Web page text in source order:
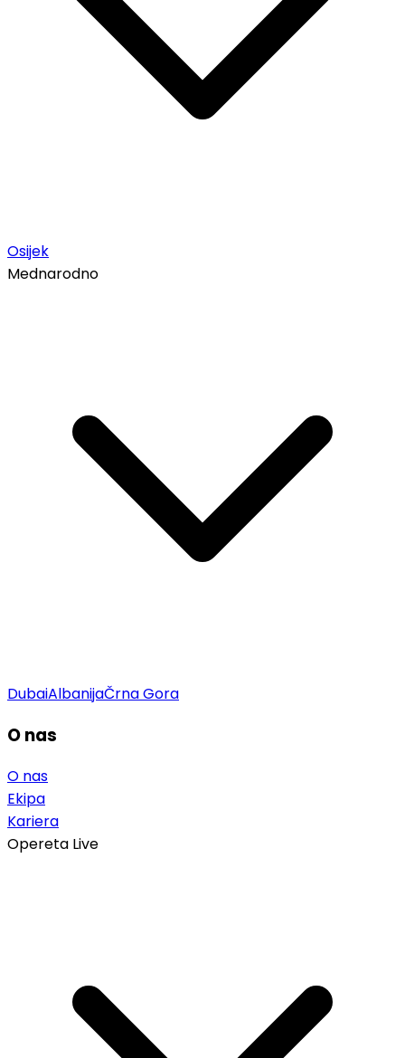
Osijek
Mednarodno
DubaiAlbanijaČrna Gora
O nas
O nas
Ekipa
Kariera
Opereta Live